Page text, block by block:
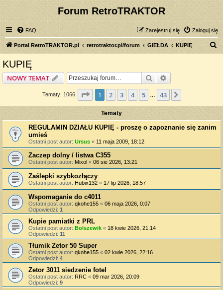
Forum RetroTRAKTOR
FAQ Zaloguj się
Zarejestruj się
Portal RetroTRAKTOR.pl retrotraktor.pl/forum GIEŁDA KUPIĘ
KUPIĘ
NOWY TEMAT Szukaj
Tematy: 1066 Strona1 z43
1 2 3 4 5 43
Tematy
REGULAMIN DZIAŁU KUPIĘ - proszę o zapoznanie się zanim
umieś
Ostatni post autor: Ursus « 11 maja 2009, 18:12
Zaczep dolny / listwa C355
Ostatni post autor: Mixol « 06 sie 2026, 13:21
Zaślepki szybkozłączy
Ostatni post autor: Hubix132 « 17 lip 2026, 18:57
Wspomaganie do c4011
Ostatni post autor: qkohe155 « 06 maja 2026, 0:07
Odpowiedzi: 1
Kupie pamiatki z PRL
Ostatni post autor: Bolszewik « 18 kwie 2026, 21:14
Odpowiedzi: 11
Tłumik Zetor 50 Super
Ostatni post autor: qkohe155 « 02 kwie 2026, 22:16
Odpowiedzi: 4
Zetor 3011 siedzenie fotel
Ostatni post autor: RRC « 09 mar 2026, 20:09
Odpowiedzi: 9